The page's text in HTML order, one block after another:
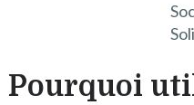
Pourquoi